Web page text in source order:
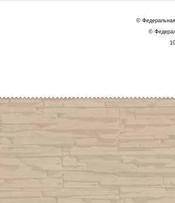
©
©